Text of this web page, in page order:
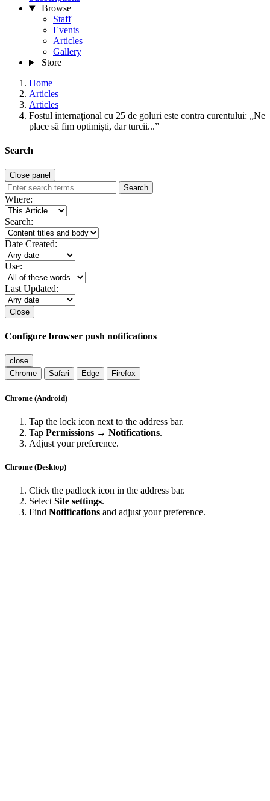
Browse
Staff
Events
Articles
Gallery
Store
Home
Articles
Articles
Fostul internațional cu 25 de goluri este contra curentului: „Ne
place să fim optimiști, dar turcii...”
Search
Close panel
Search
Where:
Search:
Date Created:
Use:
Last Updated:
Close
Configure browser push notifications
close
Chrome
Safari Edge Firefox
Chrome (Android)
Tap the lock icon next to the address bar.
Tap Permissions → Notifications.
Adjust your preference.
Chrome (Desktop)
Click the padlock icon in the address bar.
Select Site settings.
Find Notifications and adjust your preference.